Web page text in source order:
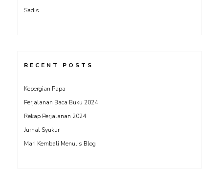
Sadis
RECENT POSTS
Kepergian Papa
Perjalanan Baca Buku 2024
Rekap Perjalanan 2024
Jurnal Syukur
Mari Kembali Menulis Blog